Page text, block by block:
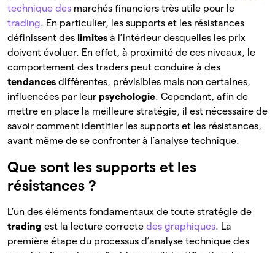
technique des marchés financiers très utile pour le
trading. En particulier, les supports et les résistances
définissent des limites à l’intérieur desquelles les prix
doivent évoluer. En effet, à proximité de ces niveaux, le
comportement des traders peut conduire à des
tendances différentes, prévisibles mais non certaines,
influencées par leur psychologie. Cependant, afin de
mettre en place la meilleure stratégie, il est nécessaire de
savoir comment identifier les supports et les résistances,
avant même de se confronter à l’analyse technique.
Que sont les supports et les
résistances ?
L’un des éléments fondamentaux de toute stratégie de
trading est la lecture correcte des graphiques. La
première étape du processus d’analyse technique des